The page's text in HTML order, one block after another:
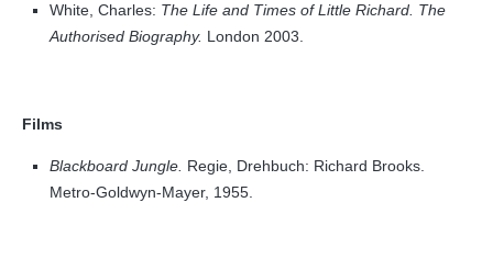
White, Charles: The Life and Times of Little Richard. The
Authorised Biography. London 2003.
Films
Blackboard Jungle. Regie, Drehbuch: Richard Brooks.
Metro-Goldwyn-Mayer, 1955.